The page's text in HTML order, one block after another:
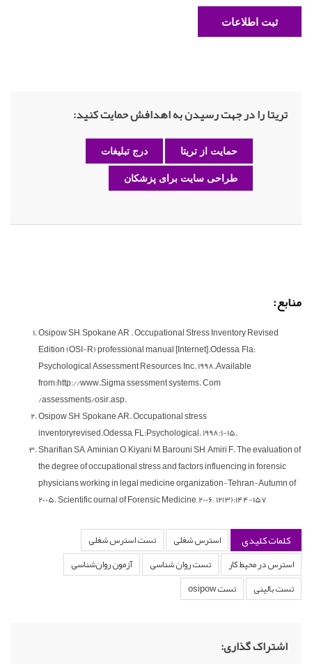
ثبت اطلاعات
تریتا را در جهت رسیدن به اهدافش حمایت کنید:
حمایت از تریتا درج تبلیغات
طراحی سایت برای پزشکان
منابع:
Osipow SH, Spokane AR . Occupational Stress Inventory Revised
Edition (OSI-R) professional manual [Internet].Odessa, Fla:
Psychological Assessment Resources, Inc. 1998.Available
from:http://www.Sigma ssessment systems. Com
/assessments/osir.asp.
Osipow SH, Spokane AR. Occupational stress
inventoryrevised.Odessa, FL:Psychological. 1998:1-15.
Sharifian SA, Aminian O, Kiyani M, Barouni SH, Amiri F. The evaluation of
the degree of occupational stress and factors influencing in forensic
physicians working in legal medicine organization-Tehran-Autumn of
2005. Scientific ournal of Forensic Medicine, 2006; 12(3):144-157
کلمات کلیدی استرس شغلی
تست استرس شغلی
استرس در محیط کار
تست روان شناسی
آزمون روان‌شناسی
تست بالینی
تست osipow
اشتراک گذاری: